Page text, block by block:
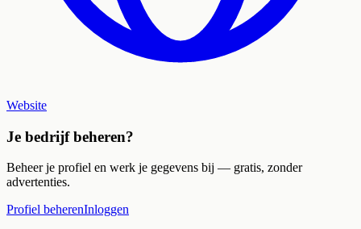
Website
Je bedrijf beheren?
Beheer je profiel en werk je gegevens bij — gratis, zonder
advertenties.
Profiel beherenInloggen